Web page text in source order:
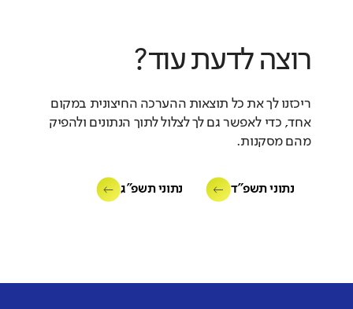
רוצה לדעת עוד?
ריכזנו לך את כל תוצאות ההערכה החיצונית במקום
אחד, כדי לאפשר גם לך לצלול לתוך הנתונים ולהפיק
מהם מסקנות.
נתוני תשפ"ד נתוני תשפ"ג